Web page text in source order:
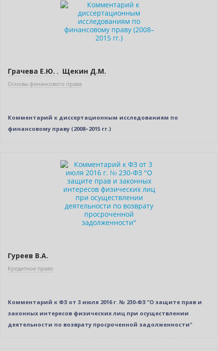
Грачева Е.Ю. , Щекин Д.М.
Основы финансового права
Комментарий к диссертационным исследованиям по
финансовому праву (2008–2015 гг.)
Гуреев В.А.
Кредитное право
Комментарий к ФЗ от 3 июля 2016 г. № 230-ФЗ "О защите прав и
законных интересов физических лиц при осуществлении
деятельности по возврату просроченной задолженности"